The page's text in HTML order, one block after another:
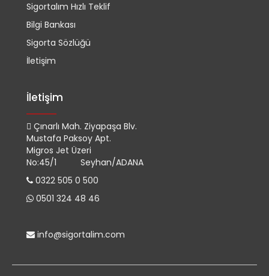
Sigortalım Hızlı Teklif
Bilgi Bankası
Sigorta Sözlüğü
İletişim
İletişim
Çınarlı Mah. Ziyapaşa Blv.
Mustafa Paksoy Apt.
Migros Jet Üzeri
No:45/1 Seyhan/ADANA
0322 505 0 500
0501 324 48 46
info@sigortalim.com